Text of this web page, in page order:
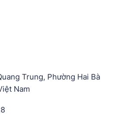
Trung, Phường Hai Bà
Nam